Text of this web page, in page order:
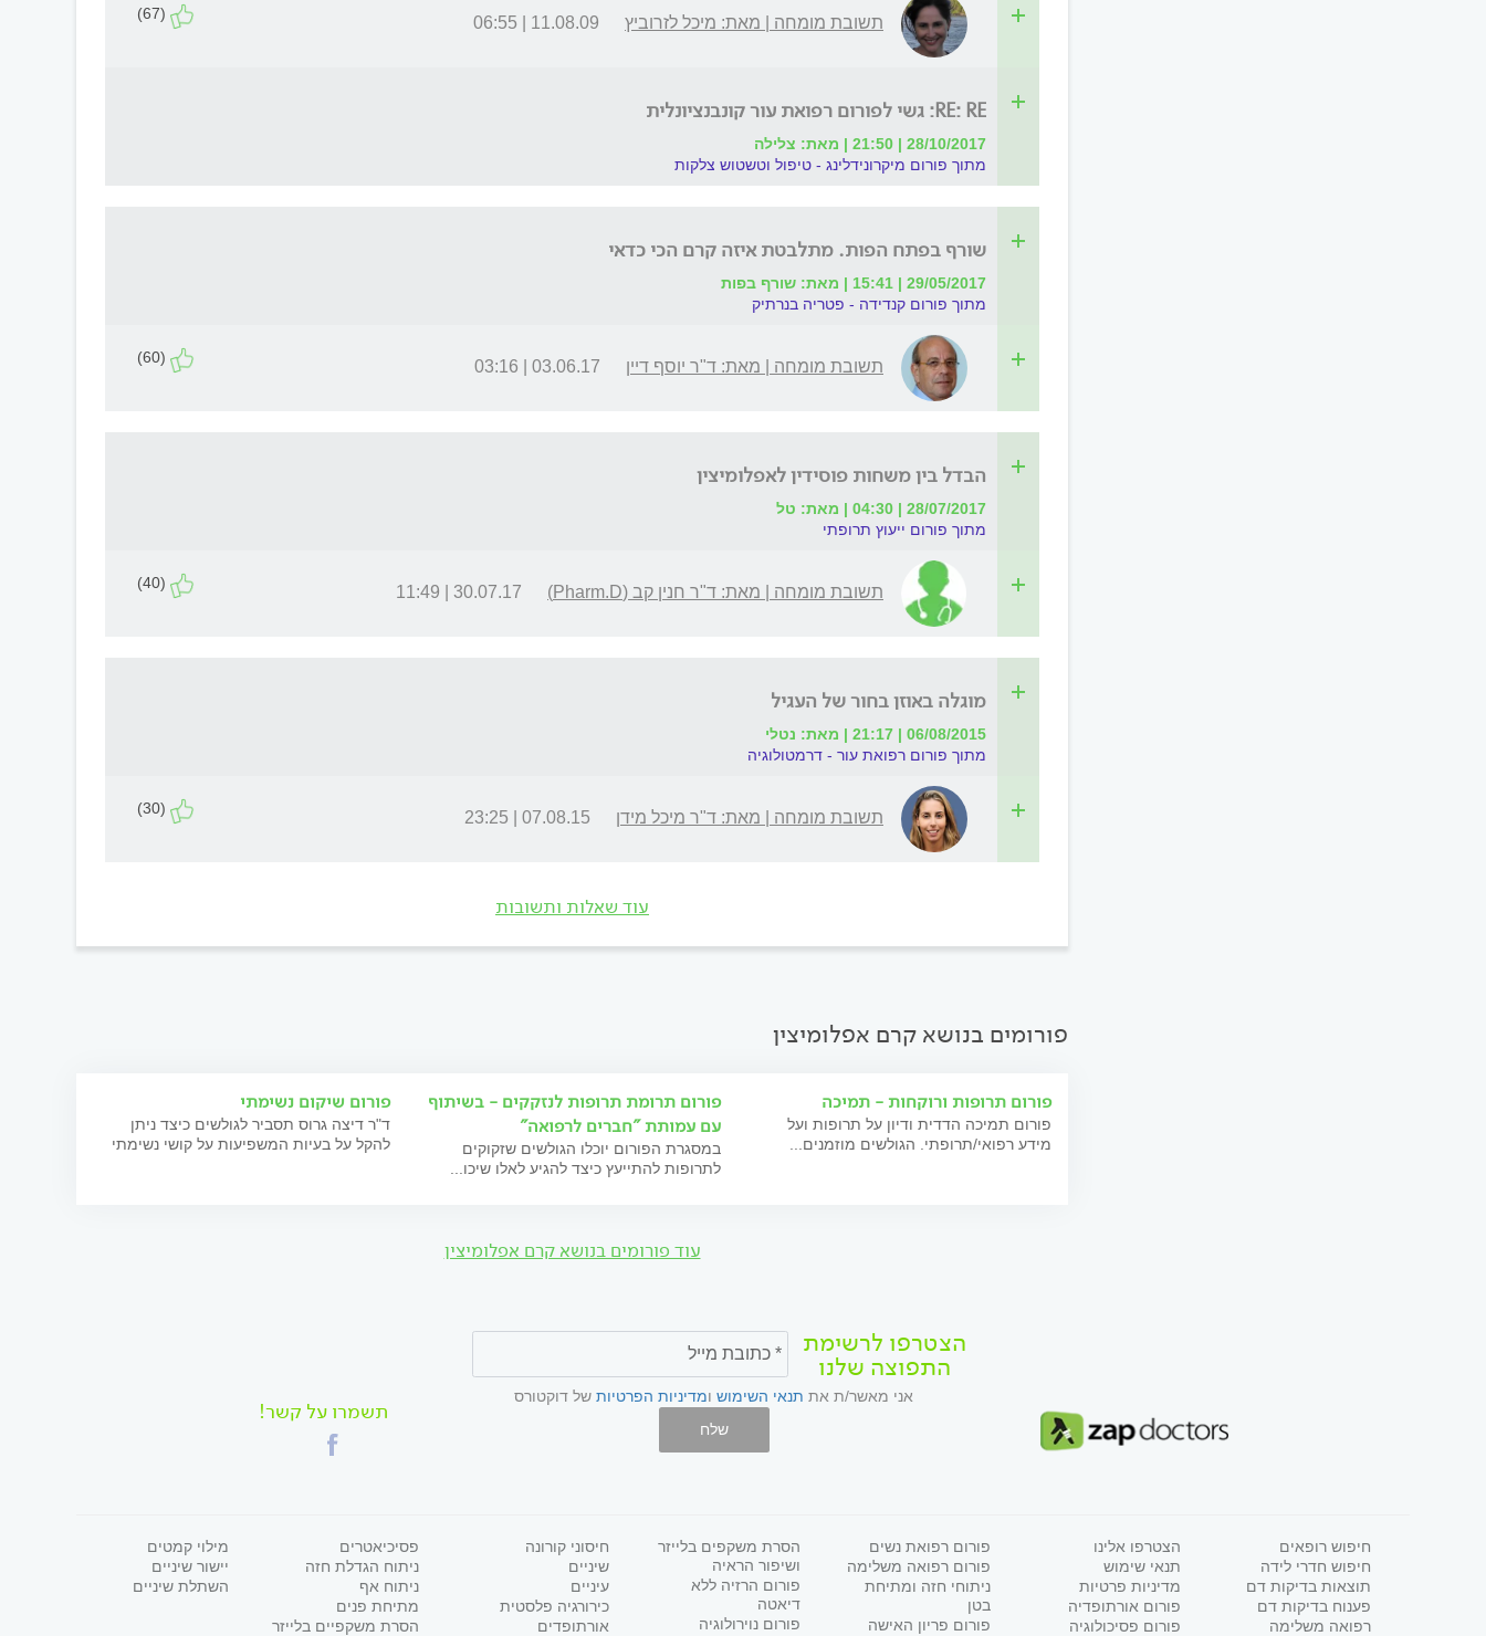
תשובת מומחה | מאת: מיכל לזרוביץ 11.08.09 | 06:55
(67)
RE: RE: גשי לפורום רפואת עור קונבנציונלית
28/10/2017 | 21:50 | מאת: צלילה
מתוך פורום מיקרונידלינג - טיפול וטשטוש צלקות
שורף בפתח הפות. מתלבטת איזה קרם הכי כדאי
29/05/2017 | 15:41 | מאת: שורף בפות
מתוך פורום קנדידה - פטריה בנרתיק
תשובת מומחה | מאת: ד"ר יוסף דיין 03.06.17 | 03:16
(60)
הבדל בין משחות פוסידין לאפלומיצין
28/07/2017 | 04:30 | מאת: טל
מתוך פורום ייעוץ תרופתי
תשובת מומחה | מאת: ד"ר חנין קב (Pharm.D) 30.07.17 | 11:49
(40)
מוגלה באוזן בחור של העגיל
06/08/2015 | 21:17 | מאת: נטלי
מתוך פורום רפואת עור - דרמטולוגיה
תשובת מומחה | מאת: ד"ר מיכל מידן 07.08.15 | 23:25
(30)
עוד שאלות ותשובות
פורומים בנושא קרם אפלומיצין
פורום תרופות ורוקחות - תמיכה
פורום תמיכה הדדית ודיון על תרופות ועל
מידע רפואי/תרופתי. הגולשים מוזמנים...
פורום תרומת תרופות לנזקקים - בשיתוף
עם עמותת "חברים לרפואה"
במסגרת הפורום יוכלו הגולשים שזקוקים
לתרופות להתייעץ כיצד להגיע לאלו שיכו...
פורום שיקום נשימתי
ד"ר דיצה גרוס תסביר לגולשים כיצד ניתן
להקל על בעיות המשפיעות על קושי נשימתי
עוד פורומים בנושא קרם אפלומיצין
הצטרפו לרשימת
התפוצה שלנו
אני מאשר/ת את תנאי השימוש ומדיניות הפרטיות של דוקטורס
שלח
תשמרו על קשר!
חיפוש רופאים
חיפוש חדרי לידה
תוצאות בדיקות דם
פענוח בדיקות דם
רפואה משלימה
הצטרפו אלינו
תנאי שימוש
מדיניות פרטיות
פורום אורתופדיה
פורום פסיכולוגיה
פורום רפואת נשים
פורום רפואה משלימה
ניתוחי חזה ומתיחת
בטן
פורום פריון האישה
הסרת משקפים בלייזר
ושיפור הראיה
פורום הרזיה ללא
דיאטה
פורום נוירולוגיה
חיסוני קורונה
שיניים
עיניים
כירורגיה פלסטית
אורתופדים
פסיכיאטרים
ניתוח הגדלת חזה
ניתוח אף
מתיחת פנים
הסרת משקפיים בלייזר
מילוי קמטים
יישור שיניים
השתלת שיניים